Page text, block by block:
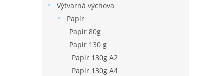
Výtvarná výchova
Papír
Papír 80g
Papír 130 g
Papír 130g A2
Papír 130g A4